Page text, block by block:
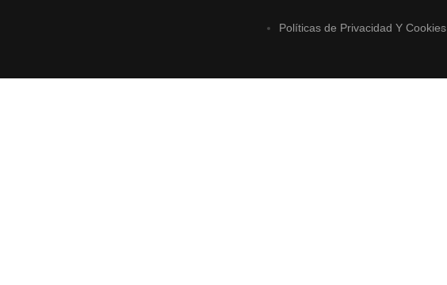
Políticas de Privacidad Y Cookies